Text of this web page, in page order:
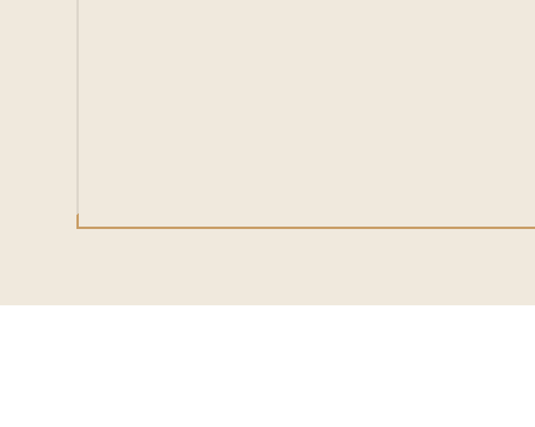
Actualité
Les autres adresses de la Maison Ducasse